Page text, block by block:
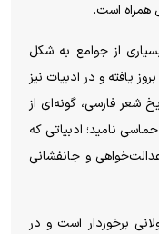
همراه است.
از جوامع به شکل
یافته و در ادبیات نیز
شعر فارسی، گونه‌ای از
نامید؛ ادبیاتی که
و جانفشانی
برخوردار است و در